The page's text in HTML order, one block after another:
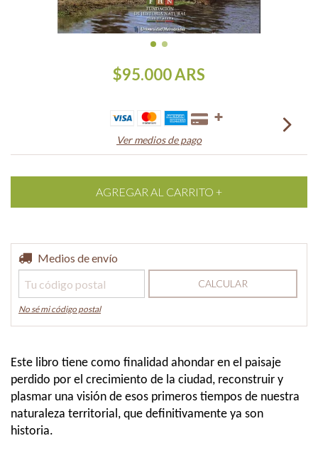
$95.000ARS
Ver medios de pago
Entregas para el CP:
Medios de envío
CALCULAR
No sé mi código postal
Este libro tiene como finalidad ahondar en el paisaje
perdido por el crecimiento de la ciudad, reconstruir y
plasmar una visión de esos primeros tiempos de nuestra
naturaleza territorial, que definitivamente ya son
historia.